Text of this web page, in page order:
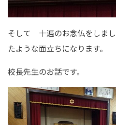
そして 十遍のお念仏をしま
たような面立ちになります。
校長先生のお話です。